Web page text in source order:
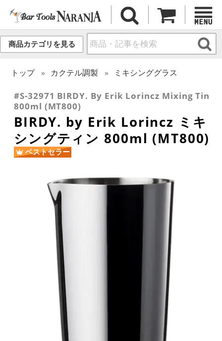
商品カテゴリを見る
トップ カクテル調製 ミキシンググラス
#S-32971 BIRDY. By Erik Lorincz Mixing Tin
800ml (MT800)
BIRDY. by Erik Lorincz ミキ
シングティン 800ml (MT800)
ベストセラー